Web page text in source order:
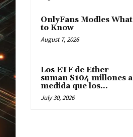
OnlyFans Modles What
to Know
August 7, 2026
Los ETF de Ether
suman $104 millones a
medida que los...
July 30, 2026